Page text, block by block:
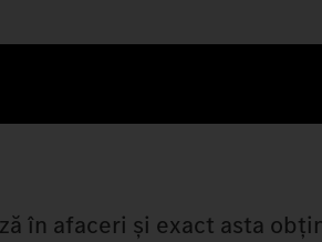
în afaceri și exact asta